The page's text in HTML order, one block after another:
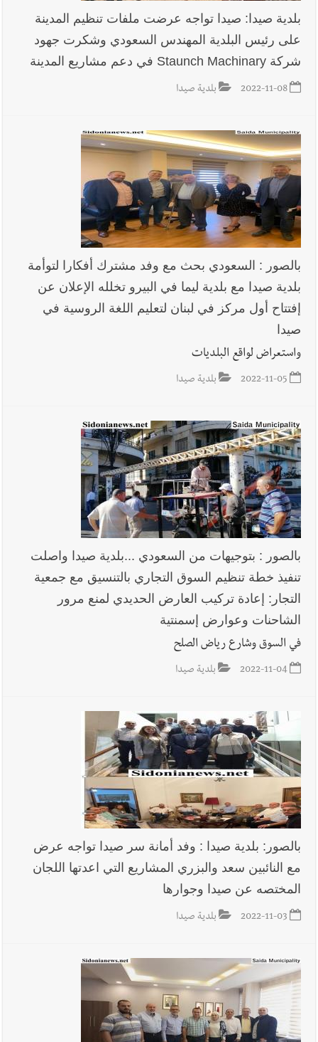
أخبار لبنان بالصور : قائد الجيش اللبناني العماد رودولف هيكل شدد
خلال استقباله قائد القوة المشتركة الألمانية اللواء Alexander
Sollfrank على ضرورة تعزيز التعاون بين الجيشَين
أخبار لبنان الطقس غدا صيفي معتاد والحرارة ضمن معدلاتها
الموسمية
أخبار لبنان إنفجار مرفأ أم إنفجار دولة؟... كيف نحمي لبنان؟
أخبار لبنان
راتب النائب من 3 آلاف إلى 5 آلاف دولار شهرياً...
فكيف أقرّت الزيادة؟
العالم العربي
يبقى الشعب الفلسطيني يعيش كل هذا الألم؟ وإلى متى تستمر هذه
المعاناة التي تمزق القلوب والضمائر؟
أخبار العالم الرئيس الأميركي ترامب يحذّر إيران من ضربة قوية...
وإعلام إيراني: الاتّفاق مع عُمان مؤجّل ما دامت التهديدات مستمرّة
أخبار صيدا بلدية صيدا تهنئ نادي الأهلي صيدا بإحرازه بطولة لبنان
بكرة الطاولة للرجال للعام الرابع على التوالي
بلدية صيدا: صيدا تواجه عرضت ملفات تنظيم المدينة
على رئيس البلدية المهندس السعودي وشكرت جهود
شركة Staunch Machinary في دعم مشاريع المدينة
2022-11-08 بلدية صيدا
بالصور : السعودي بحث مع وفد مشترك أفكارا لتوأمة
بلدية صيدا مع بلدية ليما في البيرو تخلله الإعلان عن
إفتتاح أول مركز في لبنان لتعليم اللغة الروسية في
صيدا
واستعراض لواقع البلديات
2022-11-05 بلدية صيدا
بالصور : بتوجيهات من السعودي ...بلدية صيدا واصلت
تنفيذ خطة تنظيم السوق التجاري بالتنسيق مع جمعية
التجار: إعادة تركيب العارض الحديدي لمنع مرور
الشاحنات وعوارض إسمنتية
في السوق وشارع رياض الصلح
2022-11-04 بلدية صيدا
بالصور: بلدية صيدا : وفد أمانة سر صيدا تواجه عرض
مع النائبين سعد والبزري المشاريع التي اعدتها اللجان
المختصه عن صيدا وجوارها
2022-11-03 بلدية صيدا